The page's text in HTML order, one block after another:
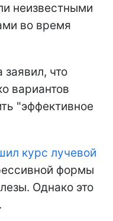
неизвестными
во время
что
вариантов
"эффективное
курс лучевой
формы
Однако это